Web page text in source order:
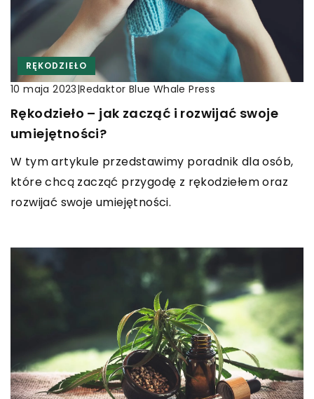
RĘKODZIEŁO
10 maja 2023|Redaktor Blue Whale Press
Rękodzieło – jak zacząć i rozwijać swoje
umiejętności?
W tym artykule przedstawimy poradnik dla osób,
które chcą zacząć przygodę z rękodziełem oraz
rozwijać swoje umiejętności.